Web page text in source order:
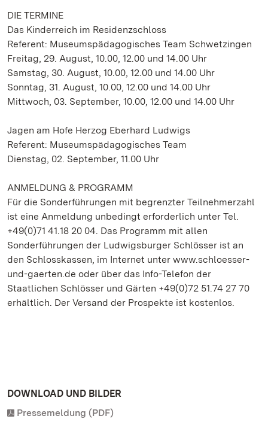
DIE TERMINE
Das Kinderreich im Residenzschloss
Referent: Museumspädagogisches Team Schwetzingen
Freitag, 29. August, 10.00, 12.00 und 14.00 Uhr
Samstag, 30. August, 10.00, 12.00 und 14.00 Uhr
Sonntag, 31. August, 10.00, 12.00 und 14.00 Uhr
Mittwoch, 03. September, 10.00, 12.00 und 14.00 Uhr
Jagen am Hofe Herzog Eberhard Ludwigs
Referent: Museumspädagogisches Team
Dienstag, 02. September, 11.00 Uhr
ANMELDUNG & PROGRAMM
Für die Sonderführungen mit begrenzter Teilnehmerzahl
ist eine Anmeldung unbedingt erforderlich unter Tel.
+49(0)71 41.18 20 04. Das Programm mit allen
Sonderführungen der Ludwigsburger Schlösser ist an
den Schlosskassen, im Internet unter www.schloesser-
und-gaerten.de oder über das Info-Telefon der
Staatlichen Schlösser und Gärten +49(0)72 51.74 27 70
erhältlich. Der Versand der Prospekte ist kostenlos.
DOWNLOAD UND BILDER
Pressemeldung (PDF)